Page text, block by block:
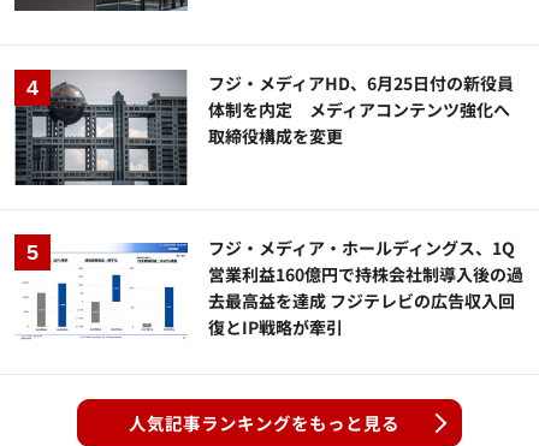
フジ・メディアHD、6月25日付の新役員
体制を内定 メディアコンテンツ強化へ
取締役構成を変更
フジ・メディア・ホールディングス、1Q
営業利益160億円で持株会社制導入後の過
去最高益を達成 フジテレビの広告収入回
復とIP戦略が牽引
人気記事ランキングをもっと見る